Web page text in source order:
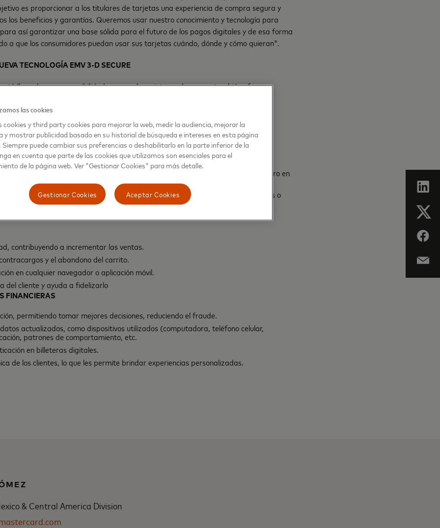
es proporcionar a los titulares de tarjetas una experiencia de compra segura y
los beneficios y garantías. Queremos usar nuestro conocimiento y tecnología para
así garantizar una base sólida para el futuro de los pagos digitales y de esa forma
a que los consumidores puedan usar sus tarjetas cuándo, dónde y cómo quieran".
TECNOLOGÍA EMV 3-D SECURE
llena de nuevas posibilidades para el ecosistema de pagos, también ofrece
los consumidores, comerciantes y para las instituciones financieras. A
una serie de los beneficios:
la experiencia de compra con tarjeta de crédito y débito.
y cómodas como la realizada en una tienda física. Es como si se tratara de una
cifrada que se realiza cuando se inserta la tarjeta en la máquina POS, pero en
usuario al no ser necesario completar formularios, acceder a ventanas adicionales o
e interfaces
contribuyendo a incrementar las ventas.
y el abandono del carrito.
en cualquier navegador o aplicación móvil.
del cliente y ayuda a fidelizarlo
FINANCIERAS
permitiendo tomar mejores decisiones, reduciendo el fraude.
actualizados, como dispositivos utilizados (computadora, teléfono celular,
patrones de comportamiento, etc.
en billeteras digitales.
de los clientes, lo que les permite brindar experiencias personalizadas.
& Central America Division
las cookies
cookies y third party cookies para mejorar la web, medir la audiencia, mejorar la
y mostrar publicidad basado en su historial de búsqueda e intereses en esta página
Siempre puede cambiar sus preferencias o deshabilitarlo en la parte inferior de la
en cuenta que parte de las cookies que utilizamos son esenciales para el
de la página web. Ver "Gestionar Cookies" para más detalle.
Aceptar Cookies
Gestionar Cookies